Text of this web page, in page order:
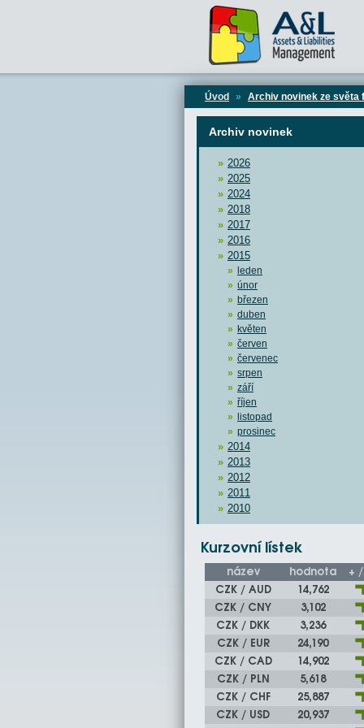
Úvod » Archiv novinek ze světa
Archiv novinek
2026
2025
2024
2018
2017
2016
2015
leden
únor
březen
duben
květen
červen
červenec
srpen
září
říjen
listopad
prosinec
2014
2013
2012
2011
2010
Kurzovní lístek
název hodnota
+
CZK / AUD
14,762
CZK / CNY
3,102
CZK / DKK
3,236
CZK / EUR
24,190
CZK / CAD
14,902
CZK / PLN
5,618
CZK / CHF
25,887
CZK / USD
20,937